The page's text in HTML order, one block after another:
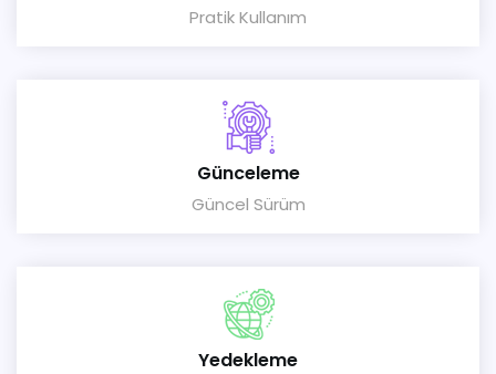
Pratik Kullanım
Günceleme
Güncel Sürüm
Yedekleme